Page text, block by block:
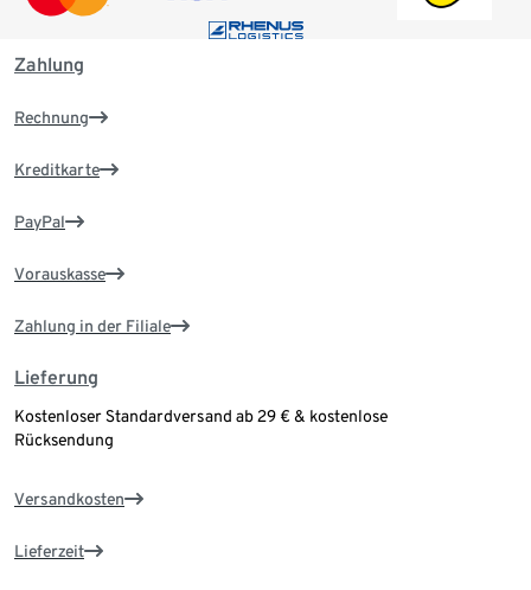
Zahlung
Rechnung
Kreditkarte
PayPal
Vorauskasse
Zahlung in der Filiale
Lieferung
Kostenloser Standardversand ab 29 € & kostenlose
Rücksendung
Versandkosten
Lieferzeit